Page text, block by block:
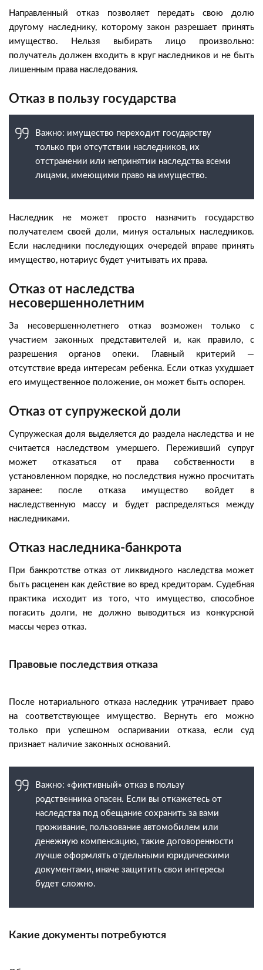
Направленный отказ позволяет передать свою долю
другому наследнику, которому закон разрешает принять
имущество. Нельзя выбирать лицо произвольно:
получатель должен входить в круг наследников и не быть
лишенным права наследования.
Отказ в пользу государства
Важно: имущество переходит государству
только при отсутствии наследников, их
отстранении или непринятии наследства всеми
лицами, имеющими право на имущество.
Наследник не может просто назначить государство
получателем своей доли, минуя остальных наследников.
Если наследники последующих очередей вправе принять
имущество, нотариус будет учитывать их права.
Отказ от наследства
несовершеннолетним
За несовершеннолетнего отказ возможен только с
участием законных представителей и, как правило, с
разрешения органов опеки. Главный критерий —
отсутствие вреда интересам ребенка. Если отказ ухудшает
его имущественное положение, он может быть оспорен.
Отказ от супружеской доли
Супружеская доля выделяется до раздела наследства и не
считается наследством умершего. Переживший супруг
может отказаться от права собственности в
установленном порядке, но последствия нужно просчитать
заранее: после отказа имущество войдет в
наследственную массу и будет распределяться между
наследниками.
Отказ наследника-банкрота
При банкротстве отказ от ликвидного наследства может
быть расценен как действие во вред кредиторам. Судебная
практика исходит из того, что имущество, способное
погасить долги, не должно выводиться из конкурсной
массы через отказ.
Правовые последствия отказа
После нотариального отказа наследник утрачивает право
на соответствующее имущество. Вернуть его можно
только при успешном оспаривании отказа, если суд
признает наличие законных оснований.
Важно: «фиктивный» отказ в пользу
родственника опасен. Если вы откажетесь от
наследства под обещание сохранить за вами
проживание, пользование автомобилем или
денежную компенсацию, такие договоренности
лучше оформлять отдельными юридическими
документами, иначе защитить свои интересы
будет сложно.
Какие документы потребуются